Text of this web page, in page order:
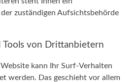
zuständigen Aufsichtsbehörde
Tools von Drittanbietern
kann Ihr Surf-Verhalten
werden. Das geschieht vor allem